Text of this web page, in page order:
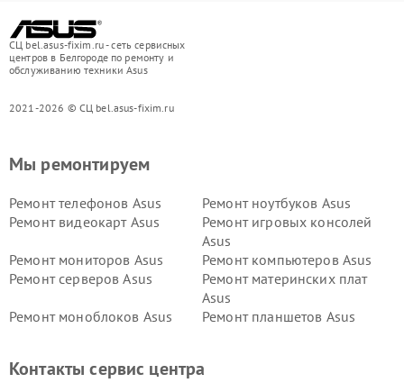
СЦ bel.asus-fixim.ru - сеть сервисных
центров в Белгороде по ремонту и
обслуживанию техники Asus
2021-2026 © СЦ bel.asus-fixim.ru
Мы ремонтируем
Ремонт телефонов Asus
Ремонт ноутбуков Asus
Ремонт видеокарт Asus
Ремонт игровых консолей
Asus
Ремонт мониторов Asus
Ремонт компьютеров Asus
Ремонт серверов Asus
Ремонт материнских плат
Asus
Ремонт моноблоков Asus
Ремонт планшетов Asus
Контакты сервис центра